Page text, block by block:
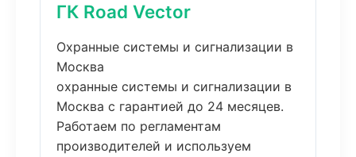
ГК Road Vector
Охранные системы и сигнализации в
Москва
охранные системы и сигнализации в
Москва с гарантией до 24 месяцев.
Работаем по регламентам
производителей и используем